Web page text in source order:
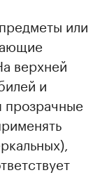
или
верхней
и
прозрачные